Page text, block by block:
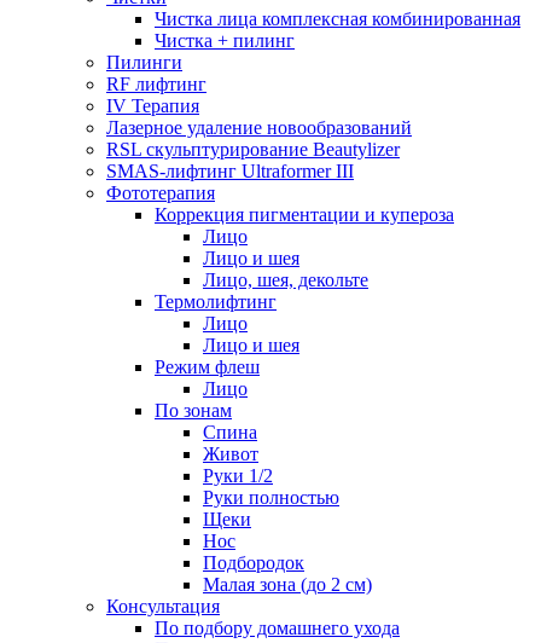
Чистка лица комплексная комбинированная
Чистка + пилинг
Пилинги
RF лифтинг
IV Терапия
Лазерное удаление новообразований
RSL скульптурирование Beautylizer
SMAS-лифтинг Ultraformer III
Фототерапия
Коррекция пигментации и купероза
Лицо
Лицо и шея
Лицо, шея, декольте
Термолифтинг
Лицо
Лицо и шея
Режим флеш
Лицо
По зонам
Спина
Живот
Руки 1/2
Руки полностью
Щеки
Нос
Подбородок
Малая зона (до 2 см)
Консультация
По подбору домашнего ухода